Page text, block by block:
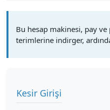
Bu hesap makinesi, pay
terimlerine indirger,
Kesir Girişi